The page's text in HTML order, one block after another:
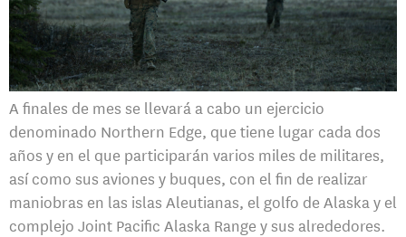
A finales de mes se llevará a cabo un ejercicio
denominado Northern Edge, que tiene lugar cada dos
años y en el que participarán varios miles de militares,
así como sus aviones y buques, con el fin de realizar
maniobras en las islas Aleutianas, el golfo de Alaska y el
complejo Joint Pacific Alaska Range y sus alrededores.